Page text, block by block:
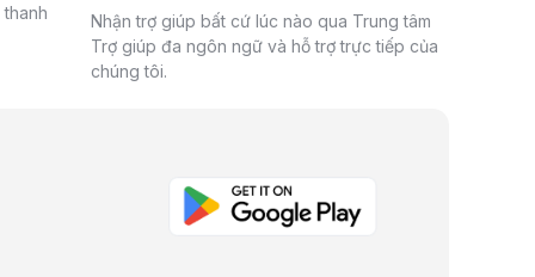
Nhận trợ giúp bất cứ lúc nào qua Trung tâm
Trợ giúp đa ngôn ngữ và hỗ trợ trực tiếp của
chúng tôi.